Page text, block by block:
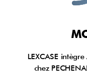
LEXCASE
chez